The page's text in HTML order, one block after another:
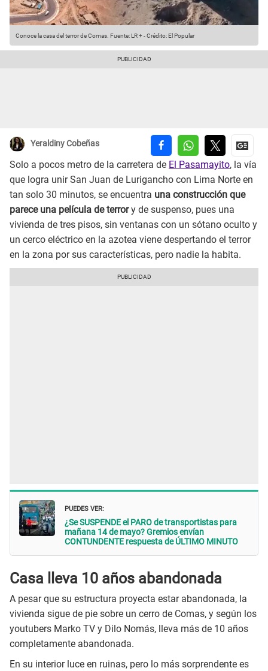
Conoce la casa del terror de Comas. Fuente: LR +-Crédito: El Popular
Yeraldiny Cobeñas
Solo a pocos metro de la carretera de El Pasamayito, la vía
que logra unir San Juan de Lurigancho con Lima Norte en
tan solo 30 minutos, se encuentra una construcción que
parece una película de terrory de suspenso, pues una
vivienda de tres pisos, sin ventanas con un sótano oculto y
un cerco eléctrico en la azotea viene despertando el terror
en la zona por sus características, pero nadie la habita.
PUEDES VER:
¿Se SUSPENDE el PARO de transportistas para
mañana 14 de mayo? Gremios envían
CONTUNDENTE respuesta de ÚLTIMO MINUTO
Casa lleva 10 años abandonada
A pesar que su estructura proyecta estar abandonada, la
vivienda sigue de pie sobre un cerro de Comas, y según los
youtubers Marko TV y Dilo Nomás, lleva más de 10 años
completamente abandonada.
En su interior luce en ruinas, pero lo más sorprendente es